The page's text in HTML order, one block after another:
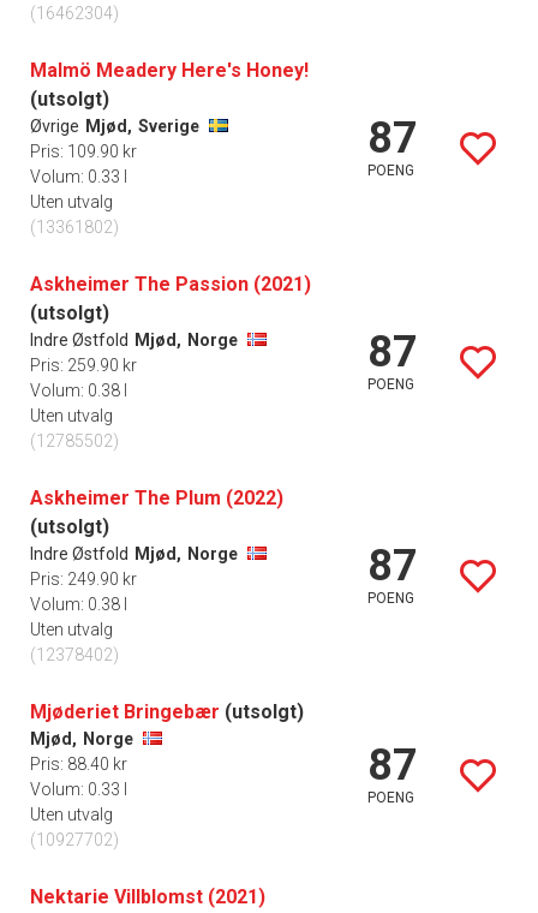
(16462304)
Malmö Meadery Here's Honey!
(utsolgt)
Øvrige Mjød, Sverige
Pris: 109.90 kr
Volum: 0.33 l
Uten utvalg
(13361802)
87
POENG
Askheimer The Passion (2021)
(utsolgt)
Indre Østfold Mjød, Norge
Pris: 259.90 kr
Volum: 0.38 l
Uten utvalg
(12785502)
87
POENG
Askheimer The Plum (2022)
(utsolgt)
Indre Østfold Mjød, Norge
Pris: 249.90 kr
Volum: 0.38 l
Uten utvalg
(12378402)
87
POENG
Mjøderiet Bringebær (utsolgt)
Mjød, Norge
Pris: 88.40 kr
Volum: 0.33 l
Uten utvalg
(10927702)
87
POENG
Nektarie Villblomst (2021)